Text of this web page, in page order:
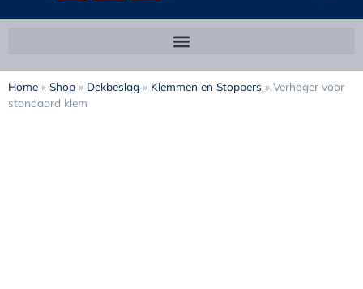
Home » Shop » Dekbeslag » Klemmen en Stoppers » Verhoger voor
standaard klem